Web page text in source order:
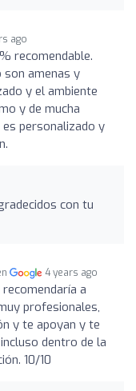
ago
recomendable.
son amenas y
y el ambiente
y de mucha
es personalizado y
con tu
4 years ago
a
profesionales,
y te apoyan y te
dentro de la
10/10